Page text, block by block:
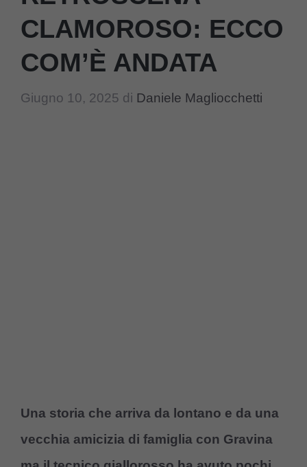
CLAMOROSO: ECCO
COM’È ANDATA
Giugno 10, 2025 di Daniele Magliocchetti
Una storia che arriva da lontano e da una
vecchia amicizia di famiglia con Gravina